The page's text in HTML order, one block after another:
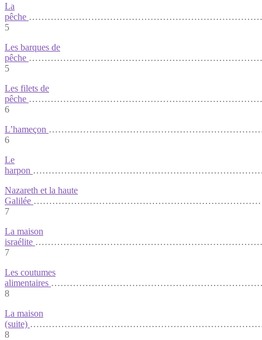
La
pêche
5
Les barques de
pêche
5
Les filets de
pêche
6
L’hameçon
6
Le
harpon
Nazareth et la haute
Galilée
7
La maison
israélite
7
Les coutumes
alimentaires
8
La maison
(suite)
8